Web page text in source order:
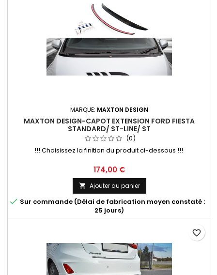
MARQUE: MAXTON DESIGN
MAXTON DESIGN-CAPOT EXTENSION FORD FIESTA
STANDARD/ ST-LINE/ ST
(0)
!!! Choisissez la finition du produit ci-dessous !!!
Prix
174,00 €
 Ajouter au panier
 Sur commande (Délai de fabrication moyen constaté :
25 jours)
favorite_border